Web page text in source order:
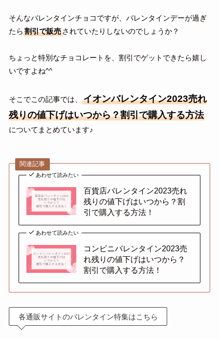
そんなバレンタインチョコですが、バレンタインデーが過ぎ
たら 割引で販売されていたりしないのでしょうか？
ちょっと特別なチョコレートを、割引でゲットできたら嬉し
いですよね^^
そこでこの記事では、
イオンバレンタイン2023売れ
残りの値下げはいつから？割引で購入する方法
についてまとめています♪
関連記事
あわせて読みたい
百貨店バレンタイン2023売れ
残りの値下げはいつから？割
引で購入する方法！
あわせて読みたい
コンビニバレンタイン2023売
れ残りの値下げはいつから？
割引で購入する方法！
各通販サイトのバレンタイン特集はこちら